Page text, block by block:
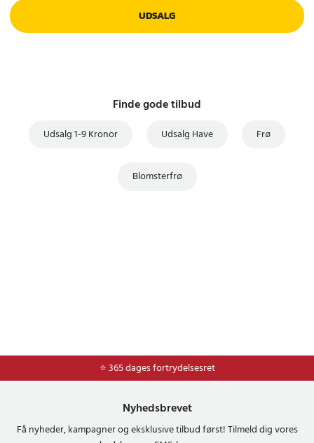
UDSALG
Finde gode tilbud
Udsalg 1-9 Kronor Udsalg Have Frø
Blomsterfrø
⭐ 365 dages fortrydelsesret
⭐ Nem og sikker betaling med mobilepay og dankort
Nyhedsbrevet
Få nyheder, kampagner og eksklusive tilbud først! Tilmeld dig vores